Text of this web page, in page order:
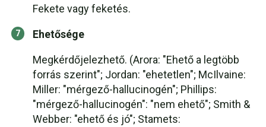
Fekete vagy feketés.
Ehetősége
Megkérdőjelezhető. (Arora: "Ehető a legtöbb
forrás szerint"; Jordan: "ehetetlen"; McIlvaine:
Miller: "mérgező-hallucinogén"; Phillips:
"mérgező-hallucinogén": "nem ehető"; Smith &
Webber: "ehető és jó"; Stamets: